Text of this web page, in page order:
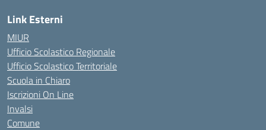
Link Esterni
MIUR
Ufficio Scolastico Regionale
Ufficio Scolastico Territoriale
Scuola in Chiaro
Iscrizioni On Line
Invalsi
Comune